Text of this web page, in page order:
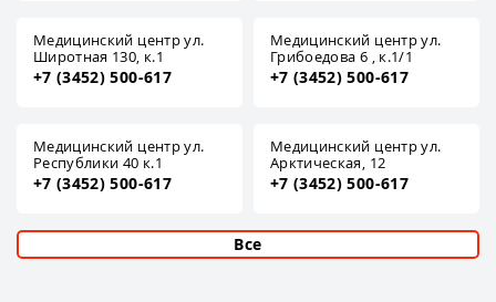
Медицинский центр ул.
Широтная 130, к.1
+7 (3452) 500-617
Медицинский центр ул.
Грибоедова 6 , к.1/1
+7 (3452) 500-617
Медицинский центр ул.
Республики 40 к.1
+7 (3452) 500-617
Медицинский центр ул.
Арктическая, 12
+7 (3452) 500-617
Все